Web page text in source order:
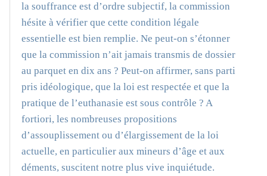
la souffrance est d’ordre subjectif, la commission
hésite à vérifier que cette condition légale
essentielle est bien remplie. Ne peut-on s’étonner
que la commission n’ait jamais transmis de dossier
au parquet en dix ans ? Peut-on affirmer, sans parti
pris idéologique, que la loi est respectée et que la
pratique de l’euthanasie est sous contrôle ? A
fortiori, les nombreuses propositions
d’assouplissement ou d’élargissement de la loi
actuelle, en particulier aux mineurs d’âge et aux
déments, suscitent notre plus vive inquiétude.